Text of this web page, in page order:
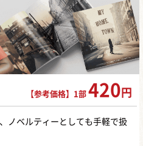
【参考価格】1部 420 円
ノベルティーとしても手軽で扱